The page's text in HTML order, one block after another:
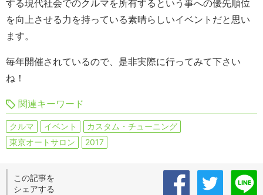
する現代社会でのクルマを所有するという事への優先順位
を向上させる力を持っている素晴らしいイベントだと思い
ます。
毎年開催されているので、是非実際に行ってみて下さい
ね！
関連キーワード
クルマ イベント
カスタム・チューニング
東京オートサロン
2017
この記事を
シェアする